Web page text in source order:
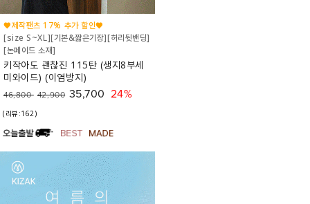
♥제작팬츠 17% 추가 할인♥
[size S~XL][기본&짧은기장][허리뒷밴딩]
[논페이드 소재]
키작아도 괜찮진 115탄 (생지8부세
미와이드) (이염방지)
46,800 42,900 35,700 24%
(리뷰:162)